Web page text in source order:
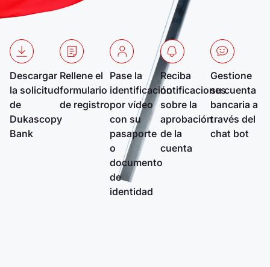
Descargar
la solicitud
de
Dukascopy
Bank
Rellene el
formulario
de registro
Pase la
identificación
por vídeo
con su
pasaporte
o
documento
de
identidad
Reciba
notificaciones
sobre la
aprobación
de la
cuenta
Gestione
su cuenta
bancaria a
través del
chat bot